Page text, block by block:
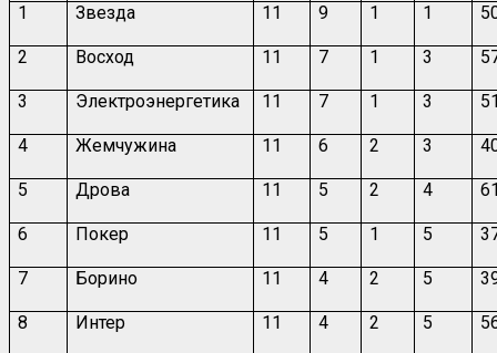
1 Звезда 11 9 1 1
2 Восход 11 7 1 3
3 Электроэнергетика 11 7 1 3
4 Жемчужина 11 6 2 3
5 Дрова 11 5 2 4
6 Покер 11 5 1 5
7 Борино 11 4 2 5
8 Интер 11 4 2 5